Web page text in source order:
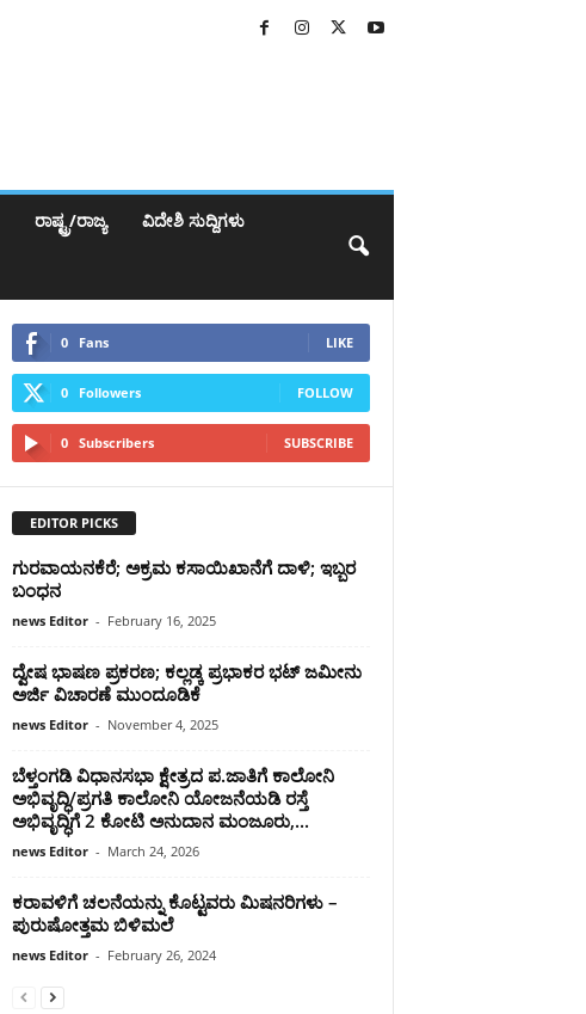
ರಾಷ್ಟ್ರ/ರಾಜ್ಯ ವಿದೇಶಿ ಸುದ್ದಿಗಳು
0 Fans LIKE
0 Followers FOLLOW
0 Subscribers SUBSCRIBE
EDITOR PICKS
ಗುರವಾಯನಕೆರೆ; ಅಕ್ರಮ ಕಸಾಯಿಖಾನೆಗೆ ದಾಳಿ; ಇಬ್ಬರ
ಬಂಧನ
news Editor - February 16, 2025
ದ್ವೇಷ ಭಾಷಣ ಪ್ರಕರಣ; ಕಲ್ಲಡ್ಕ ಪ್ರಭಾಕರ ಭಟ್ ಜಮೀನು
ಅರ್ಜಿ ವಿಚಾರಣೆ ಮುಂದೂಡಿಕೆ
news Editor - November 4, 2025
ಬೆಳ್ತಂಗಡಿ ವಿಧಾನಸಭಾ ಕ್ಷೇತ್ರದ ಪ.ಜಾತಿಗೆ ಕಾಲೋನಿ
ಅಭಿವೃದ್ಧಿ/ಪ್ರಗತಿ ಕಾಲೋನಿ ಯೋಜನೆಯಡಿ ರಸ್ತೆ
ಅಭಿವೃದ್ಧಿಗೆ 2 ಕೋಟಿ ಅನುದಾನ ಮಂಜೂರು,...
news Editor - March 24, 2026
ಕರಾವಳಿಗೆ ಚಲನೆಯನ್ನು ಕೊಟ್ಟವರು ಮಿಷನರಿಗಳು –
ಪುರುಷೋತ್ತಮ ಬಿಳಿಮಲೆ
news Editor - February 26, 2024